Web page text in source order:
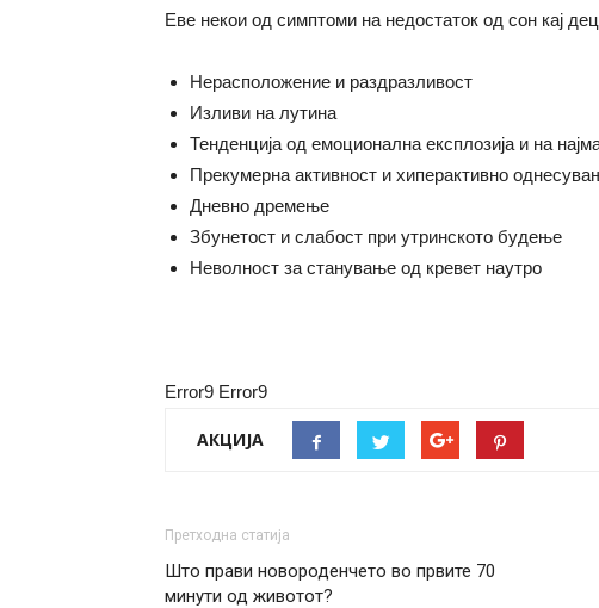
Еве некои од симптоми на недостаток од сон кај
Нерасположение и раздразливост
Изливи на лутина
Тенденција од емоционална експлозија и на
Прекумерна активност и хиперактивно
Дневно дремење
Збунетост и слабост при утринското будење
Неволност за станување од кревет наутро
Error9 Error9
АКЦИЈА
Претходна статија
Што прави новороденчето во првите 70
минути од животот?